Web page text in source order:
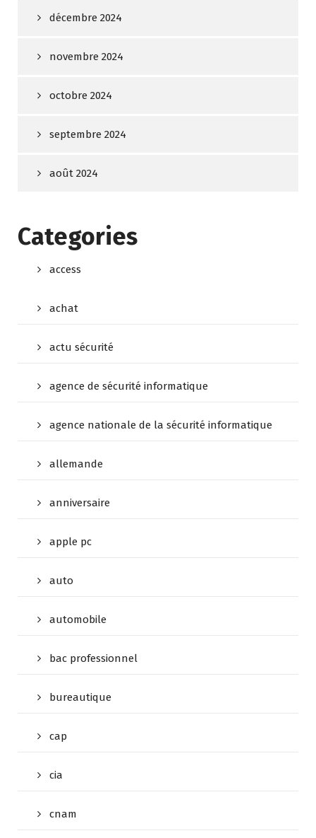
décembre 2024
novembre 2024
octobre 2024
septembre 2024
août 2024
Categories
access
achat
actu sécurité
agence de sécurité informatique
agence nationale de la sécurité informatique
allemande
anniversaire
apple pc
auto
automobile
bac professionnel
bureautique
cap
cia
cnam